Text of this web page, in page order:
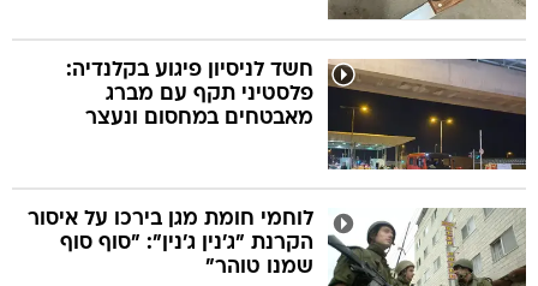
חשד לניסיון פיגוע בקלנדיה:
פלסטיני תקף עם מברג
מאבטחים במחסום ונעצר
לוחמי חומת מגן בירכו על איסור
הקרנת "ג'נין ג'נין": "סוף סוף
שמנו טוהר"